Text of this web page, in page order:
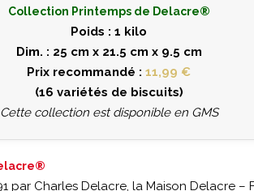
Collection Printemps de Delacre®
Poids : 1 kilo
Dim. : 25 cm x 21.5 cm x 9.5 cm
Prix recommandé : 11,99 €
(16 variétés de biscuits)
Cette collection est disponible en GMS
par Charles Delacre, la Maison Delacre –